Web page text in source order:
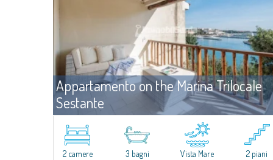
Appartamento on the Marina Trilocale
Sestante
Porto Cervo
​Esclusivo appartamento fronte mare su due livelli, nel cuore della
Marina di Porto Cervo.All’interno de Il Sestante, prestigioso
2 camere 3 bagni Vista Mare 2 piani